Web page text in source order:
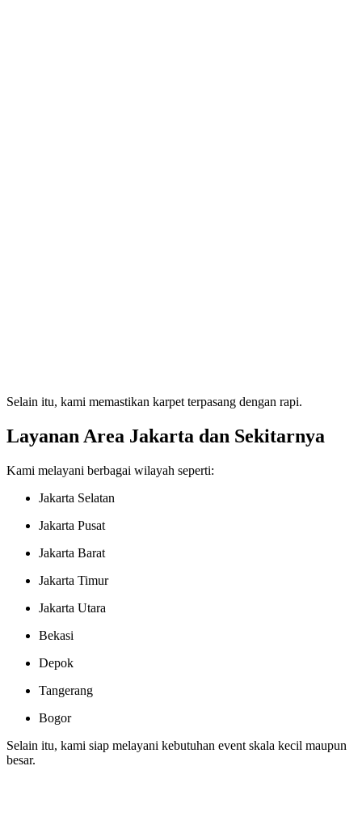
Selain itu, kami memastikan karpet terpasang dengan rapi.
Layanan Area Jakarta dan Sekitarnya
Kami melayani berbagai wilayah seperti:
Jakarta Selatan
Jakarta Pusat
Jakarta Barat
Jakarta Timur
Jakarta Utara
Bekasi
Depok
Tangerang
Bogor
Selain itu, kami siap melayani kebutuhan event skala kecil maupun
besar.